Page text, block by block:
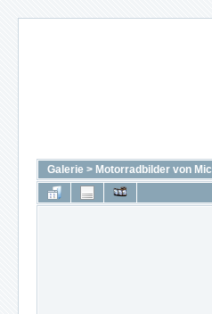
Galerie > Motorradbilder von